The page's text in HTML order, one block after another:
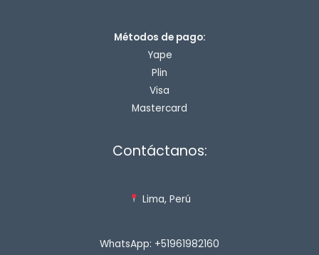
Métodos de pago:
Yape
Plin
Visa
Mastercard
Contáctanos:
Lima, Perú
WhatsApp: +51961982160